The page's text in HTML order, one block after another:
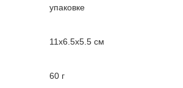
упаковке
11x6.5x5.5 см
60 г